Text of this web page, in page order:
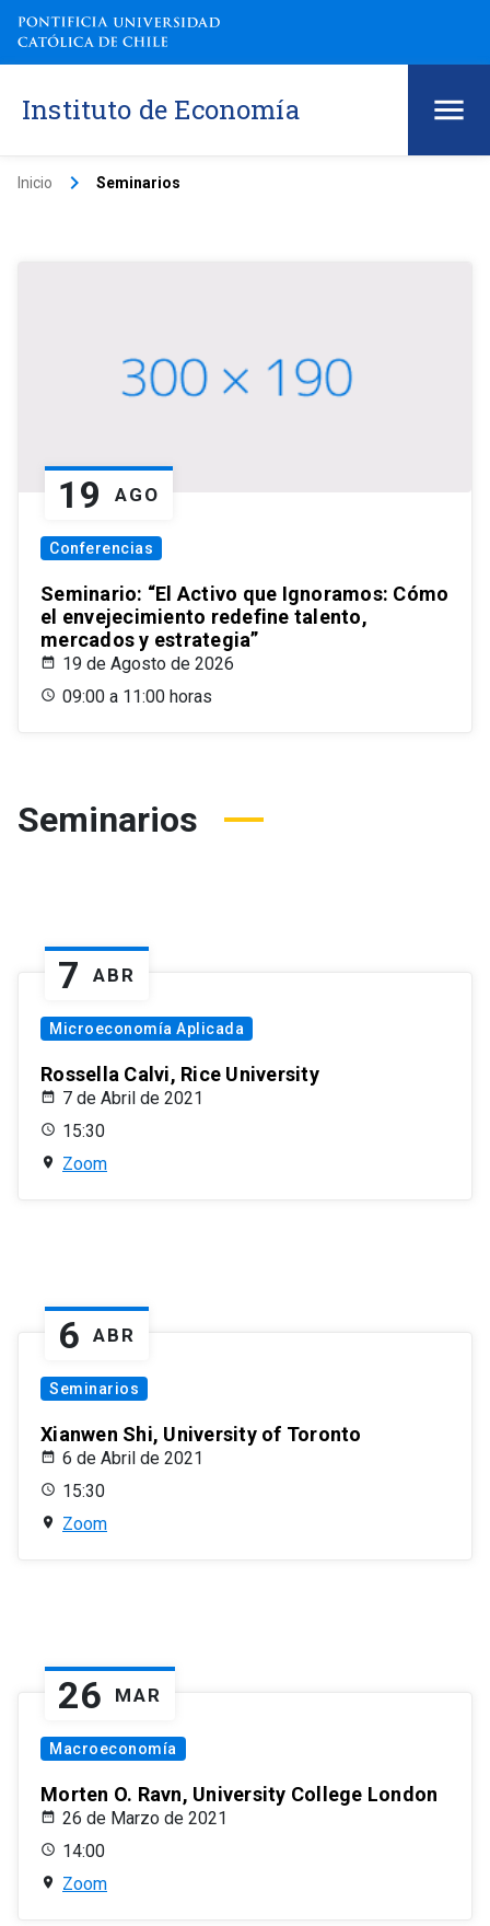
Instituto de Economía
Inicio keyboard_arrow_right Seminarios
19 AGO
Conferencias
Seminario: “El Activo que Ignoramos: Cómo
el envejecimiento redefine talento,
mercados y estrategia”
19 de Agosto de 2026
09:00 a 11:00 horas
Seminarios
7 ABR
Microeconomía Aplicada
Rossella Calvi, Rice University
7 de Abril de 2021
15:30
Zoom
6 ABR
Seminarios
Xianwen Shi, University of Toronto
6 de Abril de 2021
15:30
Zoom
26 MAR
Macroeconomía
Morten O. Ravn, University College London
26 de Marzo de 2021
14:00
Zoom